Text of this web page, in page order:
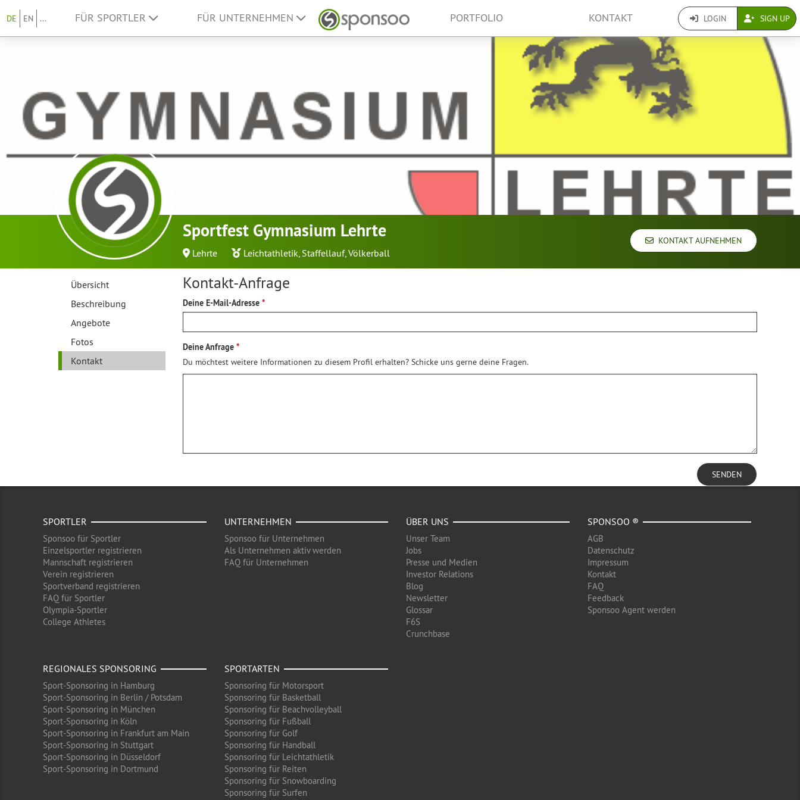
DE EN ... FÜR SPORTLER FÜR UNTERNEHMEN PORTFOLIO KONTAKT LOGIN SIGN UP
Sportfest Gymnasium Lehrte
Lehrte Leichtathletik, Staffellauf,Völkerball
KONTAKT AUFNEHMEN
Übersicht
Beschreibung
Angebote
Fotos
Kontakt
Kontakt-Anfrage
Deine E-Mail-Adresse
Deine Anfrage
Du möchtest weitere Informationen zu diesem Profil erhalten? Schicke uns gerne deine Fragen.
SENDEN
SPORTLER
Sponsoo für Sportler
Einzelsportler registrieren
Mannschaft registrieren
Verein registrieren
Sportverband registrieren
FAQ für Sportler
Olympia-Sportler
College Athletes
UNTERNEHMEN
Sponsoo für Unternehmen
Als Unternehmen aktiv werden
FAQ für Unternehmen
ÜBER UNS
Unser Team
Jobs
Presse und Medien
Investor Relations
Blog
Newsletter
Glossar
F6S
Crunchbase
SPONSOO ®
AGB
Datenschutz
Impressum
Kontakt
FAQ
Feedback
Sponsoo Agent werden
REGIONALES SPONSORING
Sport-Sponsoring in Hamburg
Sport-Sponsoring in Berlin / Potsdam
Sport-Sponsoring in München
Sport-Sponsoring in Köln
Sport-Sponsoring in Frankfurt am Main
Sport-Sponsoring in Stuttgart
Sport-Sponsoring in Düsseldorf
Sport-Sponsoring in Dortmund
SPORTARTEN
Sponsoring für Motorsport
Sponsoring für Basketball
Sponsoring für Beachvolleyball
Sponsoring für Fußball
Sponsoring für Golf
Sponsoring für Handball
Sponsoring für Leichtathletik
Sponsoring für Reiten
Sponsoring für Snowboarding
Sponsoring für Surfen